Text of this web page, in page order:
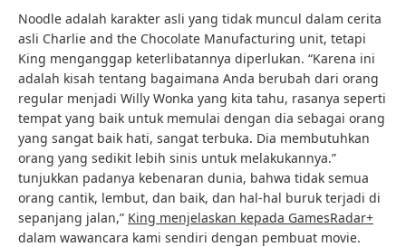
Noodle adalah karakter asli yang tidak muncul dalam cerita
asli Charlie and the Chocolate Manufacturing unit, tetapi
King menganggap keterlibatannya diperlukan. “Karena ini
adalah kisah tentang bagaimana Anda berubah dari orang
regular menjadi Willy Wonka yang kita tahu, rasanya seperti
tempat yang baik untuk memulai dengan dia sebagai orang
yang sangat baik hati, sangat terbuka. Dia membutuhkan
orang yang sedikit lebih sinis untuk melakukannya.”
tunjukkan padanya kebenaran dunia, bahwa tidak semua
orang cantik, lembut, dan baik, dan hal-hal buruk terjadi di
sepanjang jalan,” King menjelaskan kepada GamesRadar+
dalam wawancara kami sendiri dengan pembuat movie.